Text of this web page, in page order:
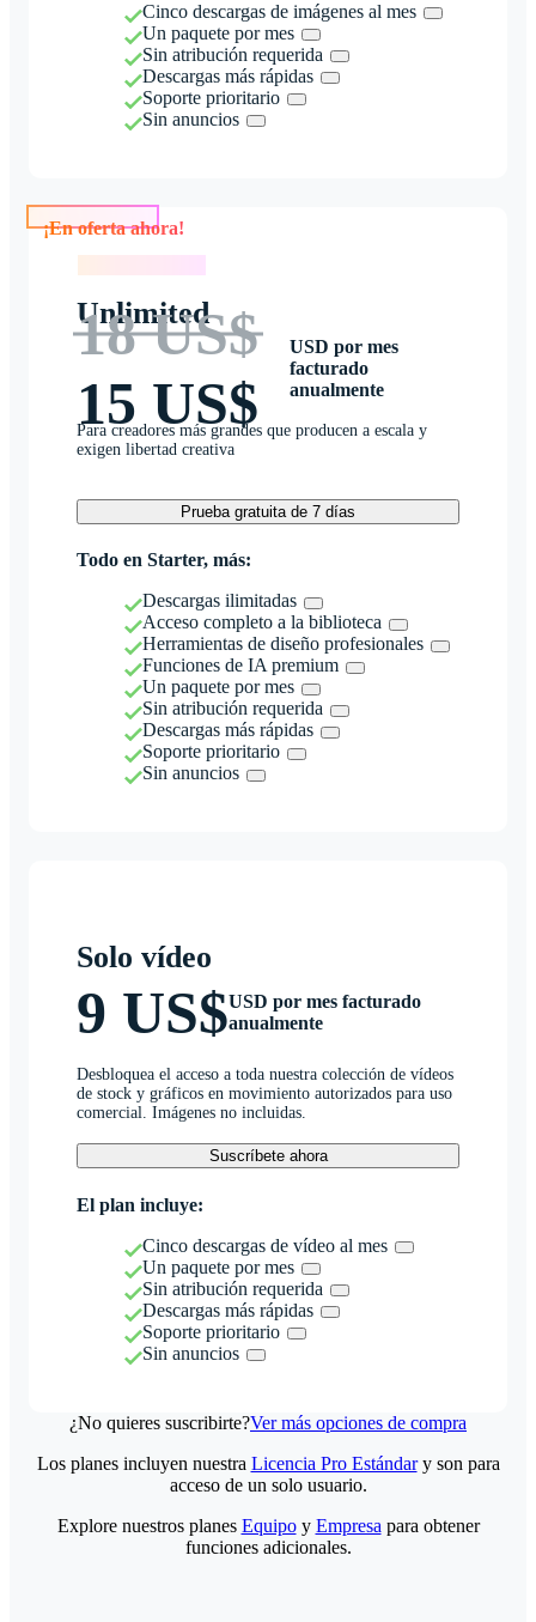
Cinco descargas de imágenes al mes
Un paquete por mes
Sin atribución requerida
Descargas más rápidas
Soporte prioritario
Sin anuncios
Unlimited
18 US$
15 US$
USD por mes
facturado
anualmente
Para creadores más grandes que producen a escala y
exigen libertad creativa
Prueba gratuita de 7 días
Todo en Starter, más:
Descargas ilimitadas
Acceso completo a la biblioteca
Herramientas de diseño profesionales
Funciones de IA premium
Un paquete por mes
Sin atribución requerida
Descargas más rápidas
Soporte prioritario
Sin anuncios
Solo vídeo
9 US$USD por mes facturado
anualmente
Desbloquea el acceso a toda nuestra colección de vídeos
de stock y gráficos en movimiento autorizados para uso
comercial. Imágenes no incluidas.
Suscríbete ahora
El plan incluye:
Cinco descargas de vídeo al mes
Un paquete por mes
Sin atribución requerida
Descargas más rápidas
Soporte prioritario
Sin anuncios
¿No quieres suscribirte?Ver más opciones de compra
Los planes incluyen nuestra Licencia Pro Estándary son para
acceso de un solo usuario.
Explore nuestros planes Equipoy Empresa para obtener
funciones adicionales.